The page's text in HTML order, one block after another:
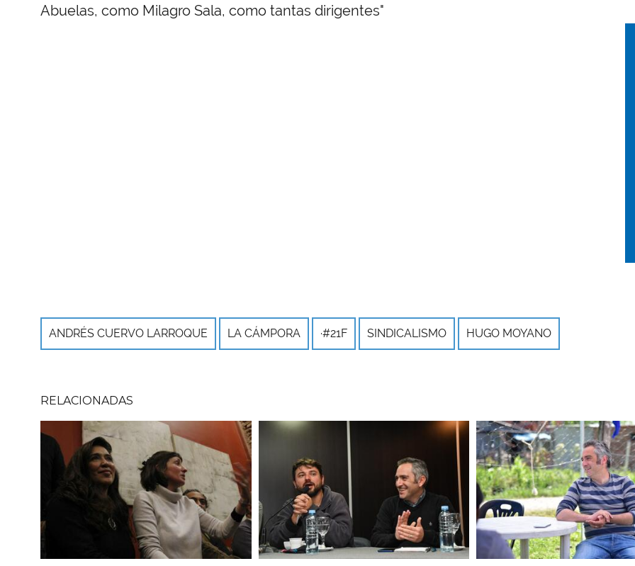
Abuelas, como Milagro Sala, como tantas dirigentes"
ANDRÉS CUERVO LARROQUE LA CÁMPORA ·#21F SINDICALISMO HUGO MOYANO
RELACIONADAS
Imagen Imagen